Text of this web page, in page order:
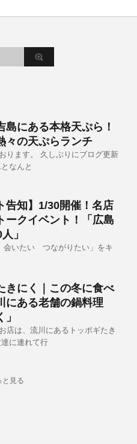
島にある本格天ぷら！
々の天ぷらランチ
ります。 久しぶりにブログ更新
なんと
告知】1/30開催！名店
ークイベント！「広島
」
いたい つながりたい」をキ
きにく｜この冬に食べ
にある老舗の鍋料理
店は、流川にあるトッポギたき
に連れて行
見る